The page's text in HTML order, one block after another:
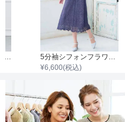
¥6,600(税込)